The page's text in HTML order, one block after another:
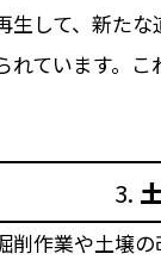
生して、新た
れています。
3.
削作業や土壌